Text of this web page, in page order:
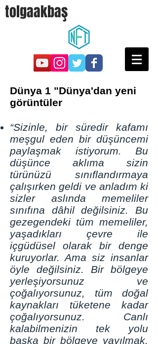
tolgaakbaş
Dünya 1 "Dünya'dan yeni
görüntüler
“Sizinle, bir süredir kafamı
meşgul eden bir düşüncemi
paylaşmak istiyorum. Bu
düşünce aklıma sizin
türünüzü sınıflandırmaya
çalışırken geldi ve anladım ki
sizler aslında memeliler
sınıfına dâhil değilsiniz. Bu
gezegendeki tüm memeliler,
yaşadıkları çevre ile
içgüdüsel olarak bir denge
kuruyorlar. Ama siz insanlar
öyle değilsiniz. Bir bölgeye
yerleşiyorsunuz ve
çoğalıyorsunuz, tüm doğal
kaynakları tüketene kadar
çoğalıyorsunuz. Canlı
kalabilmenizin tek yolu
başka bir bölgeye yayılmak.